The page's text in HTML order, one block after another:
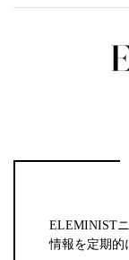
ELEMINIST
情報を定期的